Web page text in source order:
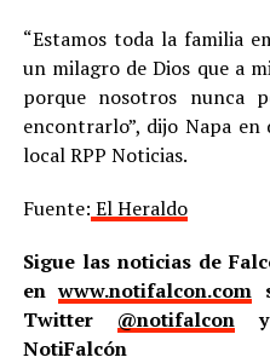
“Estamos toda la familia
un milagro de Dios que a
porque nosotros nunca
encontrarlo”, dijo Napa en
local RPP Noticias.
Fuente: El Heraldo
Sigue las noticias de
enwww.notifalcon.com
Twitter @notifalcon y
NotiFalcón